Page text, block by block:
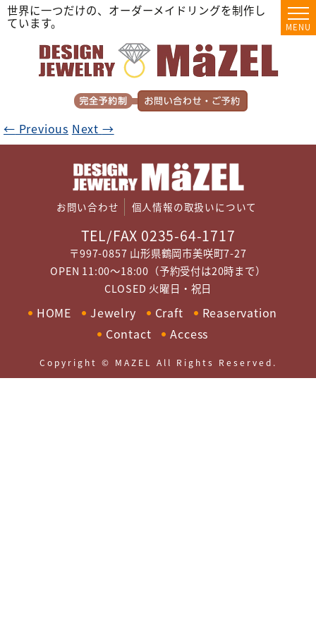
世界に一つだけの、オーダーメイドリングを制作し
ています。
MENU
← Previous Next →
お問い合わせ 個人情報の取扱いについて
TEL/FAX 0235-64-1717
〒997-0857 山形県鶴岡市美咲町7-27
OPEN 11:00～18:00（予約受付は20時まで）
CLOSED 火曜日・祝日
HOME Jewelry Craft
Reaservation
Contact
Access
Copyright © MAZEL All Rights Reserved.